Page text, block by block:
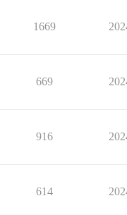
1669
669
916
614